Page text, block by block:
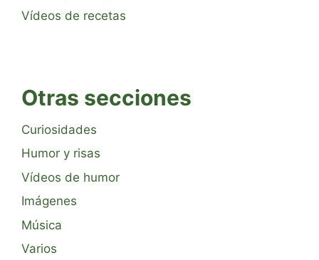
Vídeos de recetas
Otras secciones
Curiosidades
Humor y risas
Vídeos de humor
Imágenes
Música
Varios